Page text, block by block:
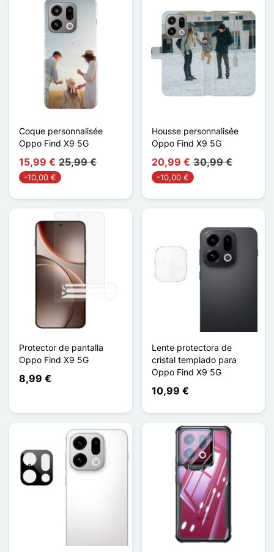
Coque personnalisée
Oppo Find X9 5G
15,99 € 25,99 €
-10,00 €
Housse personnalisée
Oppo Find X9 5G
20,99 € 30,99 €
-10,00 €
Protector de pantalla
Oppo Find X9 5G
8,99 €
Lente protectora de
cristal templado para
Oppo Find X9 5G
10,99 €